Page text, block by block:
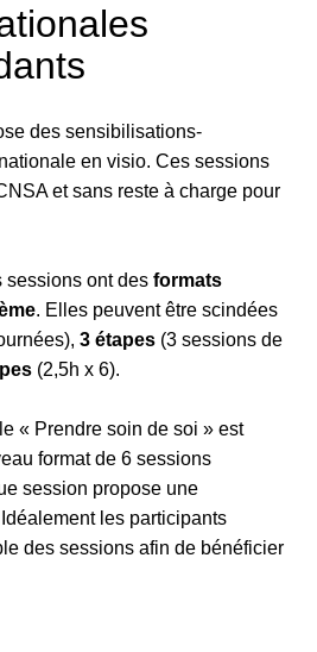
des sensibilisations-
en visio. Ces sessions
et sans reste à charge pour
sessions ont des formats
. Elles peuvent être scindées
3 étapes (3 sessions de
(2,5h x 6).
« Prendre soin de soi » est
format de 6 sessions
session propose une
les participants
des sessions afin de bénéficier